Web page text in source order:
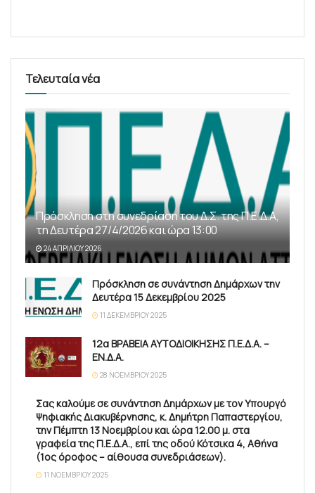
Τελευταία νέα
Πρόσκληση στη συνεδρίαση του Δ.Σ. της Π.Ε.Δ.Α,
τη Δευτέρα 27/4/2026 και ώρα 13:00
24 ΑΠΡΙΛΊΟΥ 2026
Πρόσκληση σε συνάντηση Δημάρχων την
Δευτέρα 15 Δεκεμβρίου 2025
11 ΔΕΚΕΜΒΡΊΟΥ 2025
12α ΒΡΑΒΕΙΑ ΑΥΤΟΔΙΟΙΚΗΣΗΣ Π.Ε.Δ.Α. –
ΕΝ.Δ.Α.
28 ΝΟΕΜΒΡΊΟΥ 2025
Σας καλούμε σε συνάντηση Δημάρχων με τον Υπουργό
Ψηφιακής Διακυβέρνησης, κ. Δημήτρη Παπαστεργίου,
την Πέμπτη 13 Νοεμβρίου και ώρα 12.00 μ. στα
γραφεία της Π.Ε.Δ.Α., επί της οδού Κότσικα 4, Αθήνα
(1ος όροφος – αίθουσα συνεδριάσεων).
11 ΝΟΕΜΒΡΊΟΥ 2025